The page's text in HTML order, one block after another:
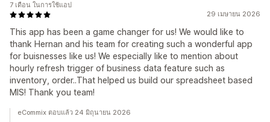
29 เมษายน 2026
This app has been a game changer for us! We would like to
thank Hernan and his team for creating such a wonderful app
for buisnesses like us! We especially like to mention about
hourly refresh trigger of business data feature such as
inventory, order..That helped us build our spreadsheet based
MIS! Thank you team!
7 เดือน ในการใช้แอป
eCommix ตอบแล้ว 24 มิถุนายน 2026